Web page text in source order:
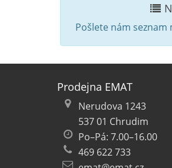
Pošlete nám
Prodejna EMAT
Nerudova 1243
537 01 Chrudim
Po–Pá: 7.00–16.00
469 622 733